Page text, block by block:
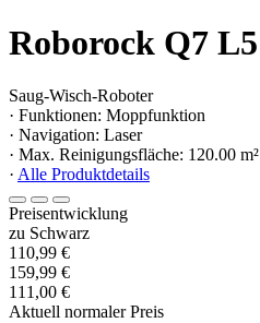
Roborock Q7 L5
Saug-Wisch-Roboter
· Funktionen: Moppfunktion
· Navigation: Laser
· Max. Reinigungsfläche: 120.00 m²
· Alle Produktdetails
Preisentwicklung
zu Schwarz
110,99 €
159,99 €
111,00 €
Aktuell normaler Preis